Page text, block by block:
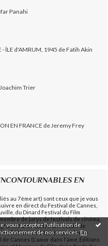
vous acceptez l'utilisation de
de nos services.En
Panahi
- ÎLE d'AMRUM, 1945 de Fatih Akin
Joachim Trier
EN FRANCE de Jeremy Frey
EN
au 7ème art) sont ceux que je vous
en direct du Festival de Cannes,
du Dinard Festival du Film
de jurys de festivals de cinéma,
ans. J'ai consacré un recueil de
Éditions du 38, 2016), et deux
Cannes (L'amor dans l'âme, Éditions